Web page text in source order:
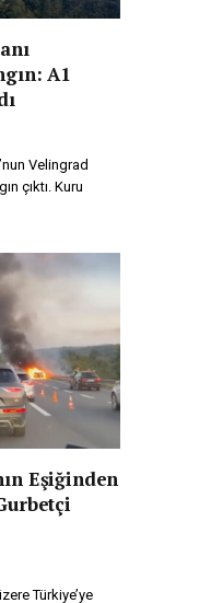
A1
Velingrad
çıktı. Kuru
Eşiğinden
Türkiye’ye